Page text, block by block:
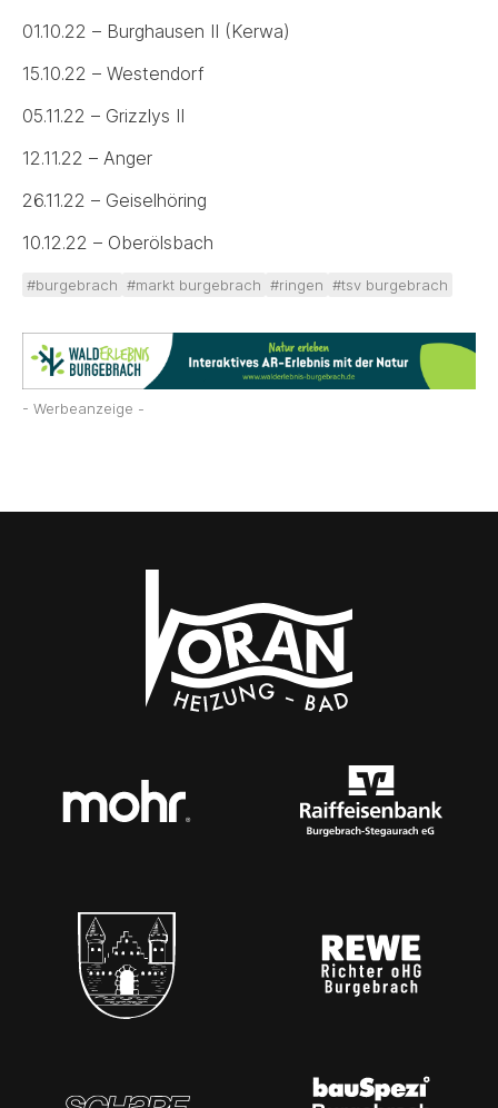
01.10.22 – Burghausen II (Kerwa)
15.10.22 – Westendorf
05.11.22 – Grizzlys II
12.11.22 – Anger
26.11.22 – Geiselhöring
10.12.22 – Oberölsbach
#burgebrach #markt burgebrach #ringen #tsv burgebrach
- Werbeanzeige -